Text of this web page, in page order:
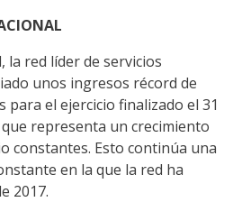
red líder de servicios
unos ingresos récord de
para el ejercicio finalizado el 31
representa un crecimiento
constantes. Esto continúa una
en la que la red ha
2017.